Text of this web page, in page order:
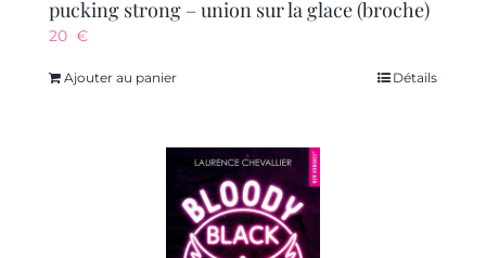
pucking strong – union sur la glace (broche)
20 €
Ajouter au panier Détails